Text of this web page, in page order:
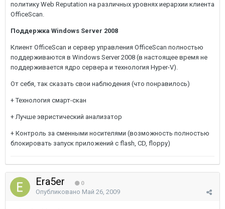
политику Web Reputation на различных уровнях иерархии клиента
OfficeScan.
Поддержка Windows Server 2008
Клиент OfficeScan и сервер управления OfficeScan полностью
поддерживаются в Windows Server 2008 (в настоящее время не
поддерживается ядро сервера и технология Hyper-V).
От себя, так сказать свои наблюдения (что понравилось)
+ Технология смарт-скан
+ Лучше эвристический анализатор
+ Контроль за сменными носителями (возможность полностью
блокировать запуск приложений с flash, CD, floppy)
Era5er 0
Опубликовано Май 26, 2009